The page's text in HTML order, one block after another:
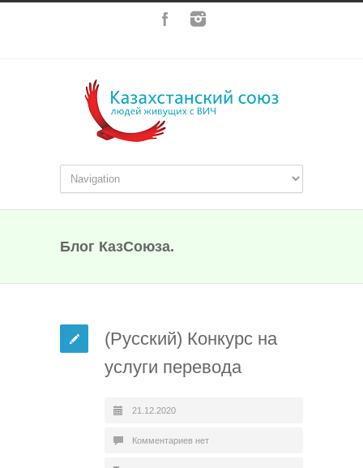
Блог КазСоюза.
(Русский) Конкурс на
услуги перевода
21.12.2020
Комментариев нет